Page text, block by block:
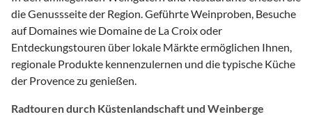
die Genussseite der Region. Geführte Weinproben, Besuche
auf Domaines wie Domaine de La Croix oder
Entdeckungstouren über lokale Märkte ermöglichen Ihnen,
regionale Produkte kennenzulernen und die typische Küche
der Provence zu genießen.
Radtouren durch Küstenlandschaft und Weinberge